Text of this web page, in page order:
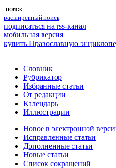
расширенный поиск
подписаться на rss-канал
мобильная версия
купить Православную
Словник
Рубрикатор
Избранные статьи
От редакции
Календарь
Иллюстрации
Новое в электронной
Исправленные статьи
Дополненные статьи
Новые статьи
Список сокращений